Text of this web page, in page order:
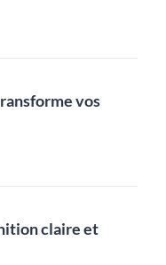
vos
claire et